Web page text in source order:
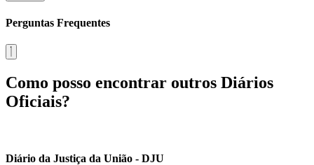
Perguntas Frequentes
Como posso encontrar outros Diários
Oficiais?
Diário da Justiça da União - DJU